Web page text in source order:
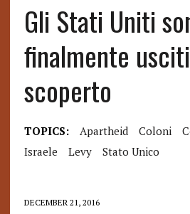
Gli Stati Uniti
finalmente
scoperto
TOPICS: Apartheid Coloni
Israele
Levy Stato Unico
DECEMBER 21, 2016